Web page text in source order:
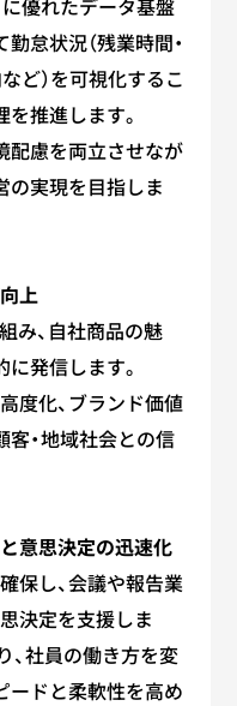
に優れたデータ基盤
怠状況（残業時間・
ど）を可視化するこ
推進します。
配慮を両立させなが
の実現を目指しま
上
み、自社商品の魅
発信します。
度化、ブランド価値
客・地域社会との信
意思決定の迅速化
保し、会議や報告業
決定を支援しま
、社員の働き方を変
ードと柔軟性を高め